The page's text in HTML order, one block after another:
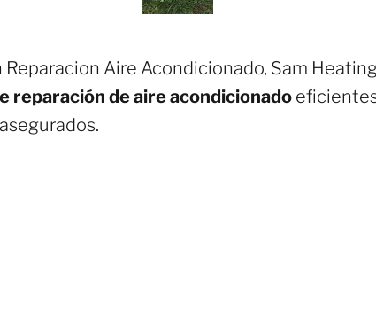
Aire Acondicionado, Sam
reparación de aire acondicionado